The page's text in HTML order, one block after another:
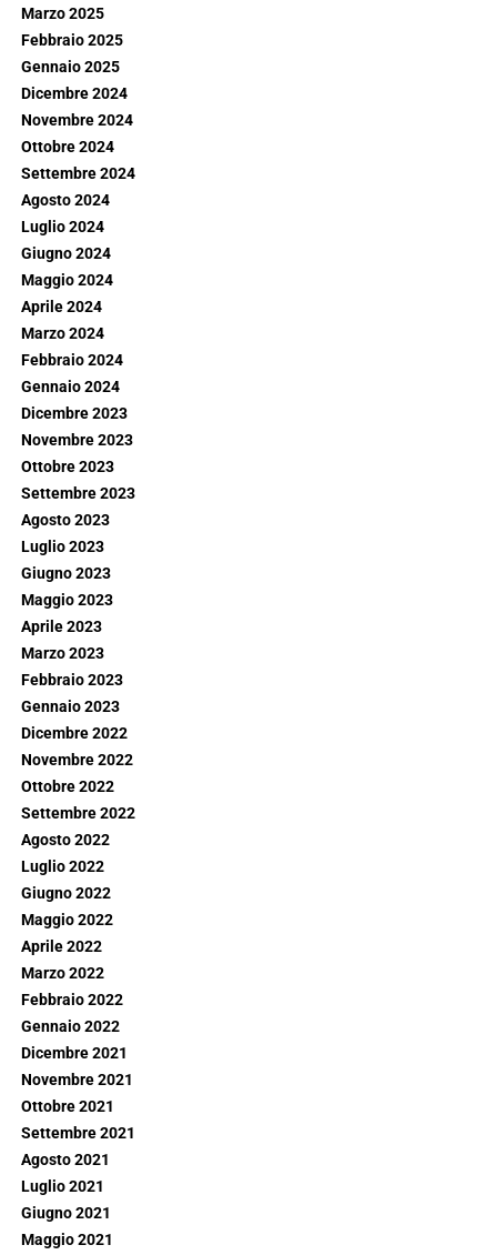
Marzo 2025
Febbraio 2025
Gennaio 2025
Dicembre 2024
Novembre 2024
Ottobre 2024
Settembre 2024
Agosto 2024
Luglio 2024
Giugno 2024
Maggio 2024
Aprile 2024
Marzo 2024
Febbraio 2024
Gennaio 2024
Dicembre 2023
Novembre 2023
Ottobre 2023
Settembre 2023
Agosto 2023
Luglio 2023
Giugno 2023
Maggio 2023
Aprile 2023
Marzo 2023
Febbraio 2023
Gennaio 2023
Dicembre 2022
Novembre 2022
Ottobre 2022
Settembre 2022
Agosto 2022
Luglio 2022
Giugno 2022
Maggio 2022
Aprile 2022
Marzo 2022
Febbraio 2022
Gennaio 2022
Dicembre 2021
Novembre 2021
Ottobre 2021
Settembre 2021
Agosto 2021
Luglio 2021
Giugno 2021
Maggio 2021